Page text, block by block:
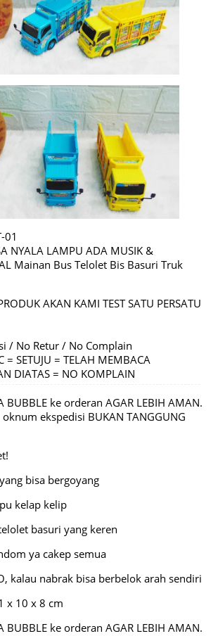
01
NYALA LAMPU ADA MUSIK &
Mainan Bus Telolet Bis Basuri Truk
AKAN KAMI TEST SATU PERSATU
/ No Retur / No Complain
= SETUJU = TELAH MEMBACA
DIATAS = NO KOMPLAIN
BUBBLE ke orderan AGAR LEBIH AMAN.
ekspedisi BUKAN TANGGUNG
bisa bergoyang
kelap kelip
basuri yang keren
ya cakep semua
kalau nabrak bisa berbelok arah sendiri
x 10 x 8 cm
BUBBLE ke orderan AGAR LEBIH AMAN.